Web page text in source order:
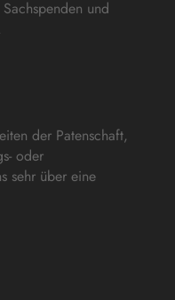
und
der Patenschaft,
oder
sehr über eine